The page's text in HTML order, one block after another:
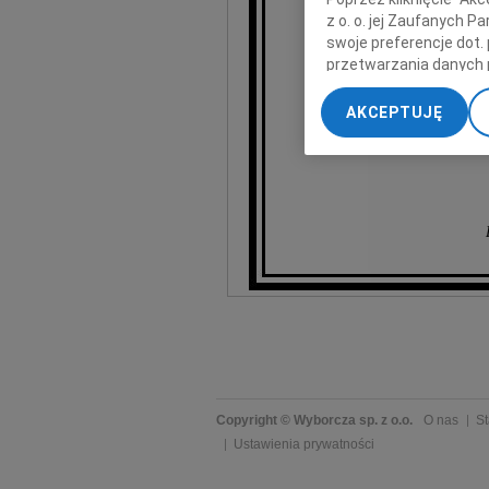
Copyright © Wyborcza sp. z o.o. O nas
Ustawienia prywatności
z o. o. jej Zaufanych
swoje preferencje dot.
przetwarzania danych
„Ustawienia
My, nasi Zaufani
dokładnych danych
Przechowywanie
treści, badnie
AKCEPTUJĘ